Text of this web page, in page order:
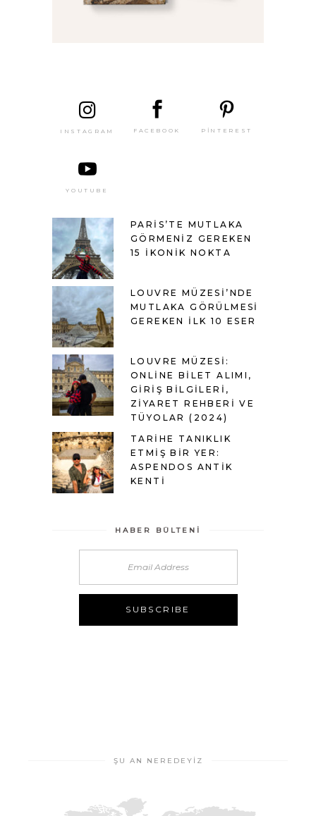
INSTAGRAM FACEBOOK PINTEREST
YOUTUBE
PARIS’TE MUTLAKA
GÖRMENIZ GEREKEN
15 İKONIK NOKTA
LOUVRE MÜZESI’NDE
MUTLAKA GÖRÜLMESI
GEREKEN İLK 10 ESER
LOUVRE MÜZESI:
ONLINE BILET ALIMI,
GIRIŞ BILGILERI,
ZIYARET REHBERI VE
TÜYOLAR (2024)
TARIHE TANIKLIK
ETMIŞ BIR YER:
ASPENDOS ANTIK
KENTI
HABER BÜLTENI
ŞU AN NEREDEYIZ